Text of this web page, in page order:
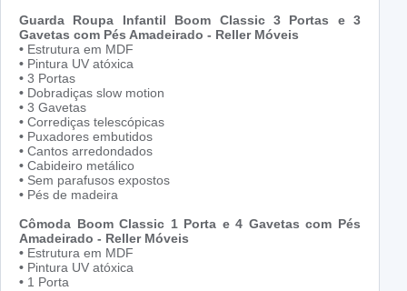
Guarda Roupa Infantil Boom Classic 3 Portas e 3
Gavetas com Pés Amadeirado - Reller Móveis
• Estrutura em MDF
• Pintura UV atóxica
• 3 Portas
• Dobradiças slow motion
• 3 Gavetas
• Corrediças telescópicas
• Puxadores embutidos
• Cantos arredondados
• Cabideiro metálico
• Sem parafusos expostos
• Pés de madeira
Cômoda Boom Classic 1 Porta e 4 Gavetas com Pés
Amadeirado - Reller Móveis
• Estrutura em MDF
• Pintura UV atóxica
• 1 Porta